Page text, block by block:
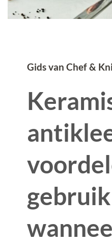
Gids van Chef &